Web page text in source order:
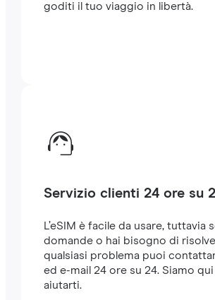
goditi il tuo viaggio in libertà.
Servizio clienti 24 ore su
L’eSIM è facile da usare, tuttavia
domande o hai bisogno di
qualsiasi problema puoi
ed e-mail 24 ore su 24. Siamo
aiutarti.